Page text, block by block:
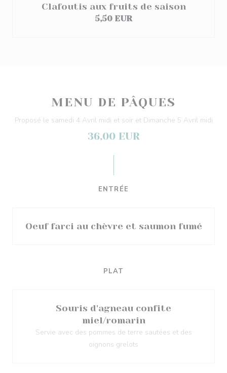
Clafoutis aux fruits de saison
5,50 EUR
MENU DE PÂQUES
Proposé le samedi 4 Avril midi et soir et Dimanche 5 Avril midi
36,00 EUR
ENTRÉE
Oeuf farci au chèvre et saumon fumé
PLAT
Souris d'agneau confite
miel/romarin
Servie avec des pommes de terre sautées et des
oignons grelots